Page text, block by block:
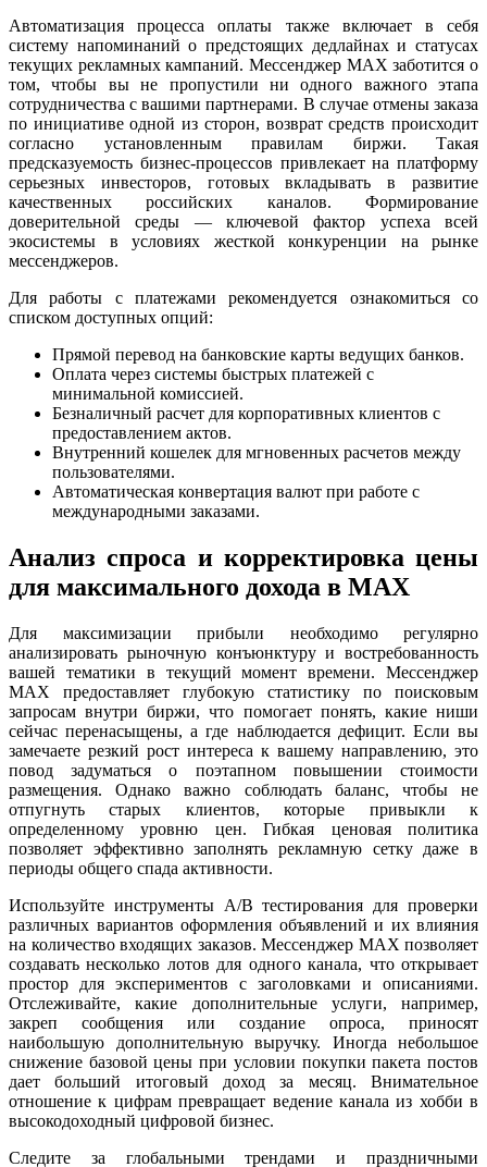
Автоматизация процесса оплаты также включает в себя
систему напоминаний о предстоящих дедлайнах и статусах
текущих рекламных кампаний. Мессенджер MAX заботится о
том, чтобы вы не пропустили ни одного важного этапа
сотрудничества с вашими партнерами. В случае отмены заказа
по инициативе одной из сторон, возврат средств происходит
согласно установленным правилам биржи. Такая
предсказуемость бизнес-процессов привлекает на платформу
серьезных инвесторов, готовых вкладывать в развитие
качественных российских каналов. Формирование
доверительной среды — ключевой фактор успеха всей
экосистемы в условиях жесткой конкуренции на рынке
мессенджеров.
Для работы с платежами рекомендуется ознакомиться со
списком доступных опций:
Прямой перевод на банковские карты ведущих банков.
Оплата через системы быстрых платежей с
минимальной комиссией.
Безналичный расчет для корпоративных клиентов с
предоставлением актов.
Внутренний кошелек для мгновенных расчетов между
пользователями.
Автоматическая конвертация валют при работе с
международными заказами.
Анализ спроса и корректировка цены
для максимального дохода в MAX
Для максимизации прибыли необходимо регулярно
анализировать рыночную конъюнктуру и востребованность
вашей тематики в текущий момент времени. Мессенджер
MAX предоставляет глубокую статистику по поисковым
запросам внутри биржи, что помогает понять, какие ниши
сейчас перенасыщены, а где наблюдается дефицит. Если вы
замечаете резкий рост интереса к вашему направлению, это
повод задуматься о поэтапном повышении стоимости
размещения. Однако важно соблюдать баланс, чтобы не
отпугнуть старых клиентов, которые привыкли к
определенному уровню цен. Гибкая ценовая политика
позволяет эффективно заполнять рекламную сетку даже в
периоды общего спада активности.
Используйте инструменты A/B тестирования для проверки
различных вариантов оформления объявлений и их влияния
на количество входящих заказов. Мессенджер MAX позволяет
создавать несколько лотов для одного канала, что открывает
простор для экспериментов с заголовками и описаниями.
Отслеживайте, какие дополнительные услуги, например,
закреп сообщения или создание опроса, приносят
наибольшую дополнительную выручку. Иногда небольшое
снижение базовой цены при условии покупки пакета постов
дает больший итоговый доход за месяц. Внимательное
отношение к цифрам превращает ведение канала из хобби в
высокодоходный цифровой бизнес.
Следите за глобальными трендами и праздничными